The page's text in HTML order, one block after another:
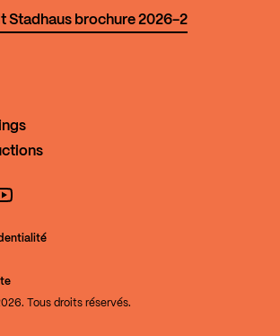
Stadhaus brochure 2026-2
Tous droits réservés.